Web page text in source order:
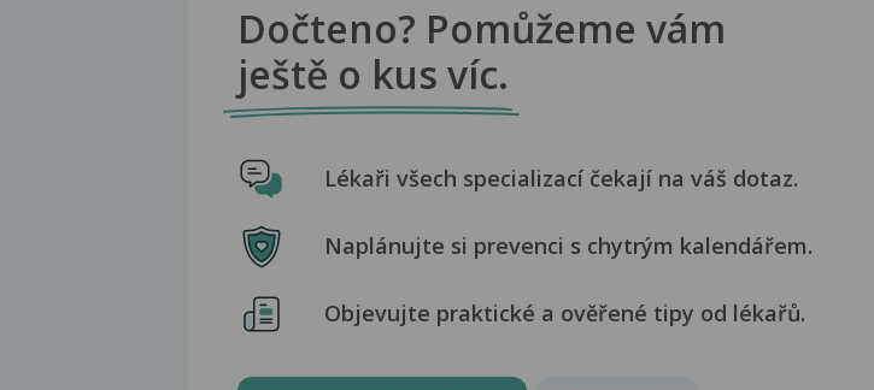
Dočteno? Pomůžeme vám
ještě o kus víc.
Lékaři všech specializací čekají na váš dotaz.
Naplánujte si prevenci s chytrým kalendářem.
Objevujte praktické a ověřené tipy od lékařů.